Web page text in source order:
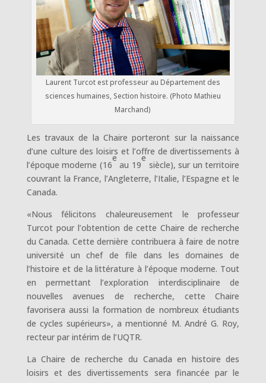
Laurent Turcot est professeur au Département des
sciences humaines, Section histoire. (Photo Mathieu
Marchand)
Les travaux de la Chaire porteront sur la naissance
d’une culture des loisirs et l’offre de divertissements à
l’époque moderne (16
e
au 19
e
siècle), sur un territoire
couvrant la France, l’Angleterre, l’Italie, l’Espagne et le
Canada.
«Nous félicitons chaleureusement le professeur
Turcot pour l’obtention de cette Chaire de recherche
du Canada. Cette dernière contribuera à faire de notre
université un chef de file dans les domaines de
l’histoire et de la littérature à l’époque moderne. Tout
en permettant l’exploration interdisciplinaire de
nouvelles avenues de recherche, cette Chaire
favorisera aussi la formation de nombreux étudiants
de cycles supérieurs», a mentionné M. André G. Roy,
recteur par intérim de l’UQTR.
La Chaire de recherche du Canada en histoire des
loisirs et des divertissements sera financée par le